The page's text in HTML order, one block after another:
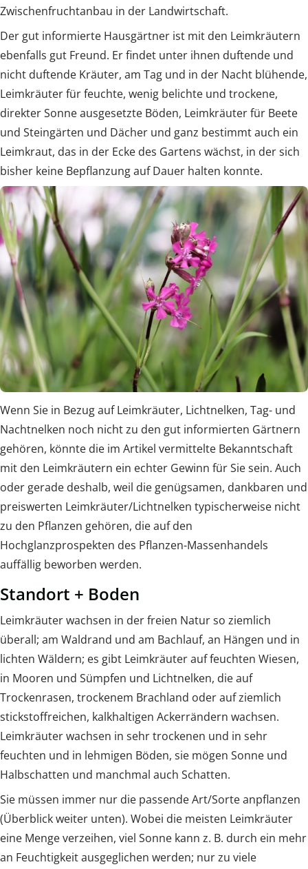
Zwischenfruchtanbau in der Landwirtschaft.
Der gut informierte Hausgärtner ist mit den Leimkräutern
ebenfalls gut Freund. Er findet unter ihnen duftende und
nicht duftende Kräuter, am Tag und in der Nacht blühende,
Leimkräuter für feuchte, wenig belichte und trockene,
direkter Sonne ausgesetzte Böden, Leimkräuter für Beete
und Steingärten und Dächer und ganz bestimmt auch ein
Leimkraut, das in der Ecke des Gartens wächst, in der sich
bisher keine Bepflanzung auf Dauer halten konnte.
Wenn Sie in Bezug auf Leimkräuter, Lichtnelken, Tag- und
Nachtnelken noch nicht zu den gut informierten Gärtnern
gehören, könnte die im Artikel vermittelte Bekanntschaft
mit den Leimkräutern ein echter Gewinn für Sie sein. Auch
oder gerade deshalb, weil die genügsamen, dankbaren und
preiswerten Leimkräuter/Lichtnelken typischerweise nicht
zu den Pflanzen gehören, die auf den
Hochglanzprospekten des Pflanzen-Massenhandels
auffällig beworben werden.
Standort + Boden
Leimkräuter wachsen in der freien Natur so ziemlich
überall; am Waldrand und am Bachlauf, an Hängen und in
lichten Wäldern; es gibt Leimkräuter auf feuchten Wiesen,
in Mooren und Sümpfen und Lichtnelken, die auf
Trockenrasen, trockenem Brachland oder auf ziemlich
stickstoffreichen, kalkhaltigen Ackerrändern wachsen.
Leimkräuter wachsen in sehr trockenen und in sehr
feuchten und in lehmigen Böden, sie mögen Sonne und
Halbschatten und manchmal auch Schatten.
Sie müssen immer nur die passende Art/Sorte anpflanzen
(Überblick weiter unten). Wobei die meisten Leimkräuter
eine Menge verzeihen, viel Sonne kann z. B. durch ein mehr
an Feuchtigkeit ausgeglichen werden; nur zu viele